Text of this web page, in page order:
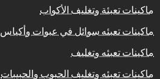
ماكينات تعبئة وتغليف الأكواب
ماكينات تعبئه سوائل في عبوات وأكياس
ماكينات تعبئه وتغليف
ماكينات تعبئه وتغليف الحبوب والحبيبات